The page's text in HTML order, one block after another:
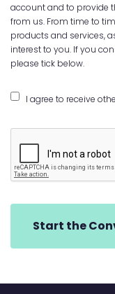
account and to provide
from us. From time to
products and services,
interest to you. If you
please tick below.
I agree to receive